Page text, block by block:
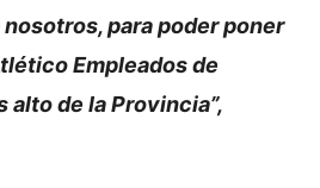
para poder poner
Empleados de
alto de la Provincia”,